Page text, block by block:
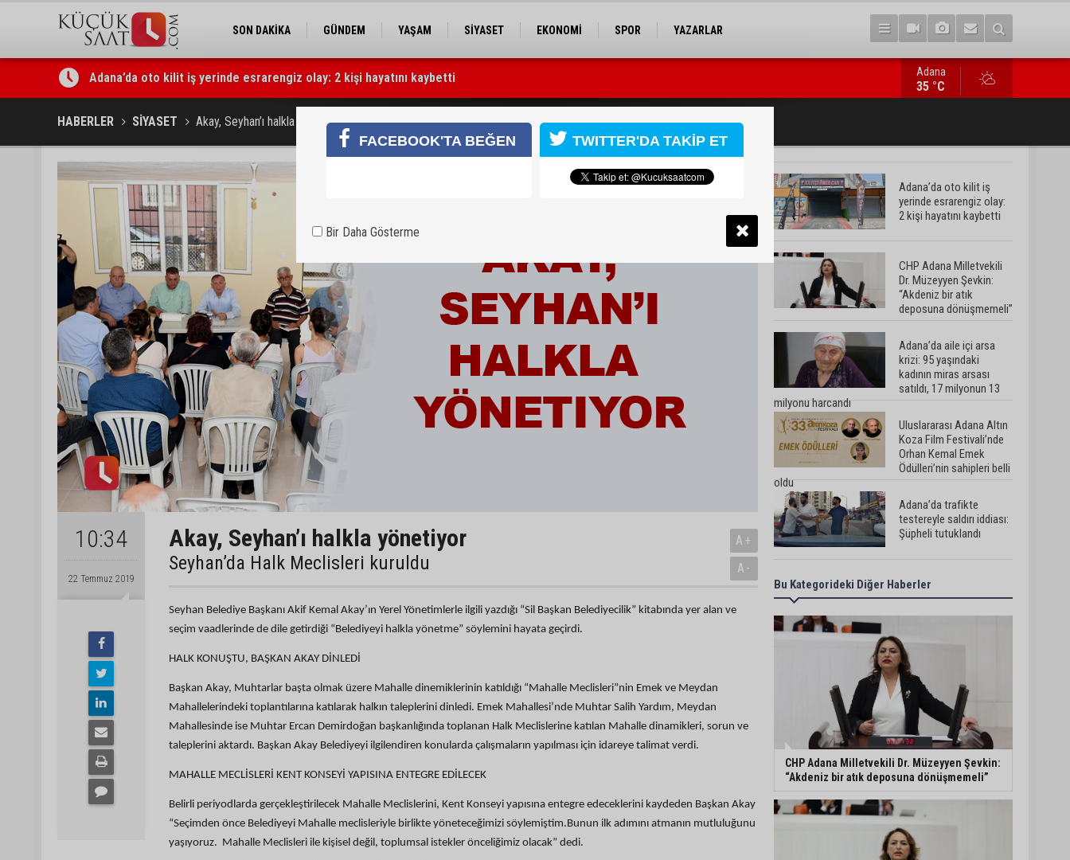
SON DAKİKA GÜNDEM YAŞAM SİYASET EKONOMİ SPOR YAZARLAR
Adana’da oto kilit iş yerinde esrarengiz olay: 2 kişi hayatını kaybetti
CHP Adana Milletvekili Dr. Müzeyyen Şevkin: “Akdeniz bir atık deposuna dönüşmemeli”
Adana’da aile içi arsa krizi: 95 yaşındaki kadının miras arsası
Adana
35 °C
HABERLER SİYASET Akay, Seyhan’ı halkla yönetiyor
10:34
22 Temmuz 2019
Akay, Seyhan’ı halkla yönetiyor
Seyhan’da Halk Meclisleri kuruldu
A+
A-
Seyhan Belediye Başkanı Akif Kemal Akay’ın Yerel Yönetimlerle ilgili yazdığı “Sil Başkan Belediyecilik” kitabında yer alan ve
seçim vaadlerinde de dile getirdiği “Belediyeyi halkla yönetme” söylemini hayata geçirdi.
HALK KONUŞTU, BAŞKAN AKAY DİNLEDİ
Başkan Akay, Muhtarlar başta olmak üzere Mahalle dinemiklerinin katıldığı “Mahalle Meclisleri”nin Emek ve Meydan
Mahallelerindeki toplantılarına katılarak halkın taleplerini dinledi. Emek Mahallesi’nde Muhtar Salih Yardım, Meydan
Mahallesinde ise Muhtar Ercan Demirdoğan başkanlığında toplanan Halk Meclislerine katılan Mahalle dinamikleri, sorun ve
taleplerini aktardı. Başkan Akay Belediyeyi ilgilendiren konularda çalışmaların yapılması için idareye talimat verdi.
MAHALLE MECLİSLERİ KENT KONSEYİ YAPISINA ENTEGRE EDİLECEK
Belirli periyodlarda gerçekleştirilecek Mahalle Meclislerini, Kent Konseyi yapısına entegre edeceklerini kaydeden Başkan Akay
“Seçimden önce Belediyeyi Mahalle meclisleriyle birlikte yöneteceğimizi söylemiştim.Bunun ilk adımını atmanın mutluluğunu
yaşıyoruz. Mahalle Meclisleri ile kişisel değil, toplumsal istekler önceliğimiz olacak” dedi.
Adana’da oto kilit iş
yerinde esrarengiz olay:
2 kişi hayatını kaybetti
CHP Adana Milletvekili
Dr. Müzeyyen Şevkin:
“Akdeniz bir atık
deposuna dönüşmemeli”
Adana’da aile içi arsa
krizi: 95 yaşındaki
kadının miras arsası
satıldı, 17 milyonun 13
milyonu harcandı
Uluslararası Adana Altın
Koza Film Festivali’nde
Orhan Kemal Emek
Ödülleri’nin sahipleri belli
oldu
Adana’da trafikte
testereyle saldırı iddiası:
Şüpheli tutuklandı
Adana’da internet
kablosu hırsızlığı
kamerada: Mahallenin bir
Mimarlar Odası’ndan
Adana Askeri Hastanesi
için tescil çağrısı:
“Satılmamalı, amaç dışı
kullanılmamalı”
CHP Adana Milletvekili
Dr. Müzeyyen Şevkin:
“Ortadoğu’da kalıcı barış
ve iş birliği sağlanmalı”
sanayi iş birliği toplantısı
gerçekleştirildi
Bu Kategorideki Diğer Haberler
CHP Adana Milletvekili Dr. Müzeyyen Şevkin:
“Akdeniz bir atık deposuna dönüşmemeli”
FACEBOOK'TA BEĞEN TWITTER'DA TAKİP ET
Bir Daha Gösterme